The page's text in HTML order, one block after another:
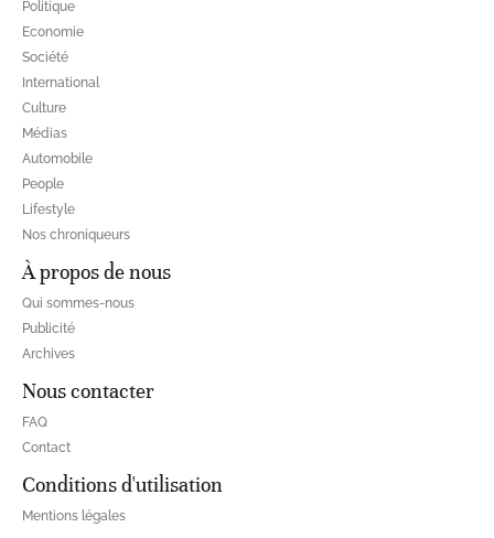
Politique
Economie
Société
International
Culture
Médias
Automobile
People
Lifestyle
Nos chroniqueurs
À propos de nous
Qui sommes-nous
Publicité
Archives
Nous contacter
FAQ
Contact
Conditions d'utilisation
Mentions légales